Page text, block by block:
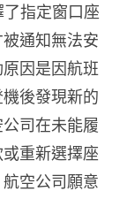
指定窗口座
通知無法安
因是因航班
後發現新的
司在未能履
重新選擇座
空公司願意